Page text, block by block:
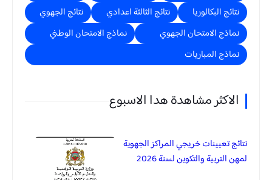
نتائج البكالوريا
نتائج الثالثة اعدادي
نتائج الجهوي
نماذج الامتحان الجهوي
نماذج الامتحان الوطني
نماذج المباريات
الاكثر مشاهدة هدا الاسبوع
نتائج تعيينات خريجي المراكز الجهوية
لمهن التربية والتكوين لسنة 2026